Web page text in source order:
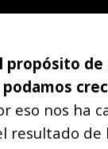
propósito
eso nos ha
resultado de